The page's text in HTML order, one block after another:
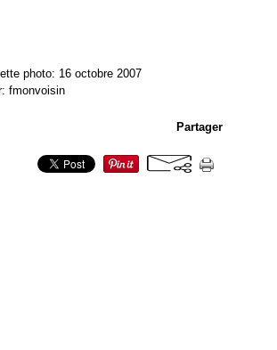
photo: 16 octobre 2007
fmonvoisin
Partager